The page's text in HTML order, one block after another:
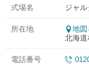
式場名 ジャ
所在地
地図
北海
電話番号